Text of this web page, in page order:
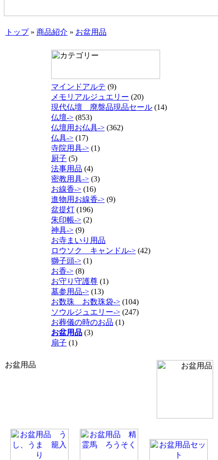
トップ» 商品紹介 » お盆用品
マインドアルテ (9)
メモリアルジュエリー (20)
現代仏壇 廃盤品現品セール (14)
仏壇-> (853)
仏壇用お仏具-> (362)
仏具-> (17)
寺院用具-> (1)
厨子 (5)
法事用品 (4)
密教用具-> (3)
お線香-> (16)
進物用お線香-> (9)
盆提灯 (196)
朱印帳-> (2)
神具-> (9)
お寺まいり用品
ロウソク キャンドル-> (42)
獅子頭-> (1)
お香-> (8)
お守り守護尊 (1)
墓参用品-> (13)
お数珠 お数珠袋-> (104)
ソウルジュエリー-> (247)
お葬儀の時のお品 (1)
お盆用品 (3)
扇子 (1)
お盆用品